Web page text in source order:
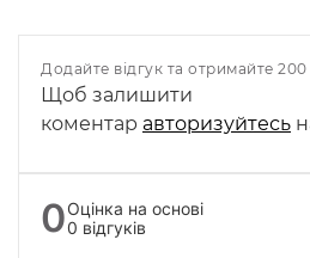
Додайте відгук та отримайте
Щоб залишити
коментар авторизуйтесь
0Оцінка на основі
0 відгуків